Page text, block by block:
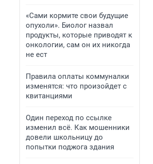
«Сами кормите свои будущие
опухоли». Биолог назвал
продукты, которые приводят к
онкологии, сам он их никогда
не ест
Правила оплаты коммуналки
изменятся: что произойдет с
квитанциями
Один переход по ссылке
изменил всё. Как мошенники
довели школьницу до
попытки поджога здания